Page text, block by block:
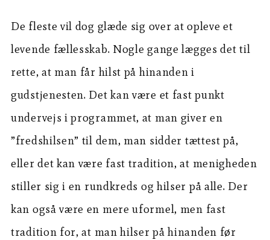
De fleste vil dog glæde sig over at opleve et
levende fællesskab. Nogle gange lægges det til
rette, at man får hilst på hinanden i
gudstjenesten. Det kan være et fast punkt
undervejs i programmet, at man giver en
”fredshilsen” til dem, man sidder tættest på,
eller det kan være fast tradition, at menigheden
stiller sig i en rundkreds og hilser på alle. Der
kan også være en mere uformel, men fast
tradition for, at man hilser på hinanden før